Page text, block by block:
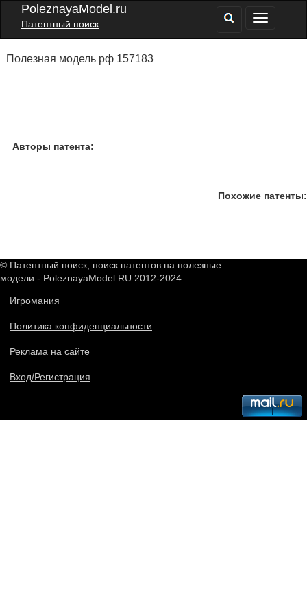
PoleznayaModel.ru
Патентный поиск
Полезная модель рф 157183
Авторы патента:
Похожие патенты:
© Патентный поиск, поиск патентов на полезные
модели - PoleznayaModel.RU 2012-2024
Игромания
Политика конфиденциальности
Реклама на сайте
Вход/Регистрация